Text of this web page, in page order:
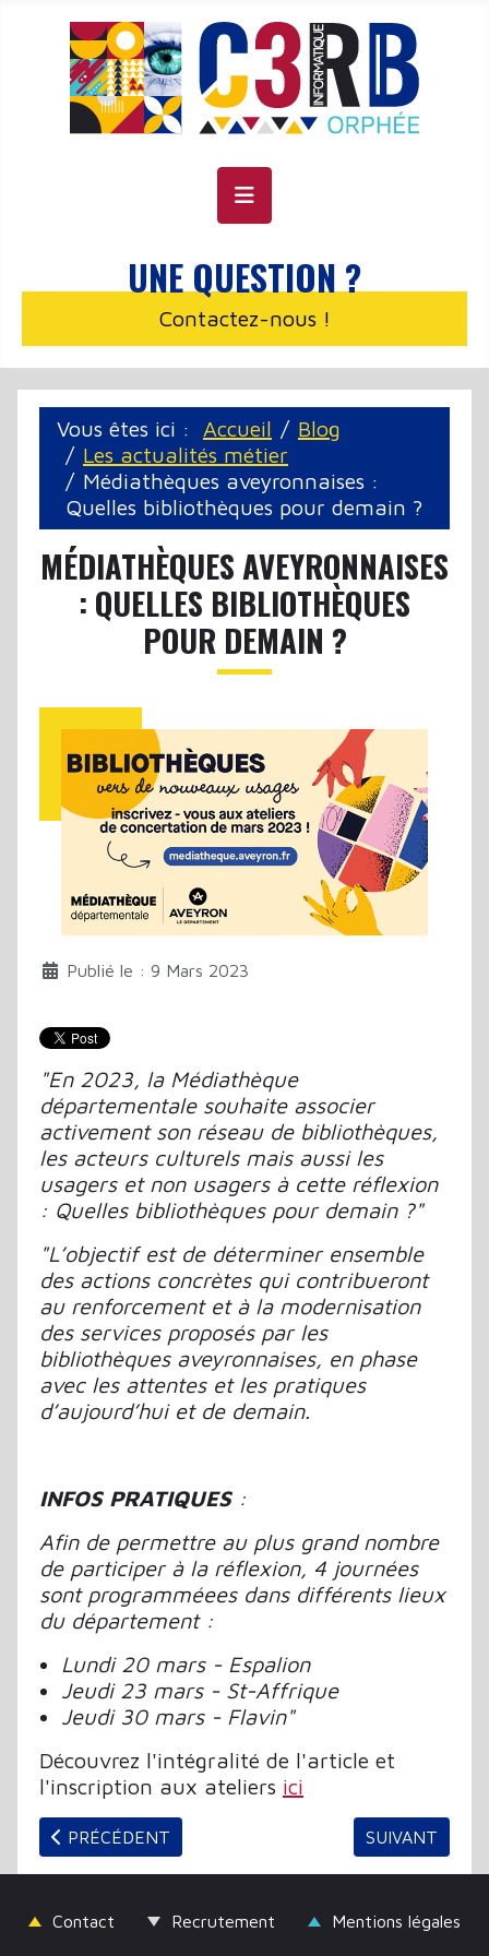
UNE QUESTION ?
Contactez-nous !
Vous êtes ici : Accueil
Blog
Les actualités métier
Médiathèques aveyronnaises :
Quelles bibliothèques pour demain ?
MÉDIATHÈQUES AVEYRONNAISES
: QUELLES BIBLIOTHÈQUES
POUR DEMAIN ?
Publié le : 9 Mars 2023
"En 2023, la Médiathèque
départementale souhaite associer
activement son réseau de bibliothèques,
les acteurs culturels mais aussi les
usagers et non usagers à cette réflexion
: Quelles bibliothèques pour demain ?"
"L’objectif est de déterminer ensemble
des actions concrètes qui contribueront
au renforcement et à la modernisation
des services proposés par les
bibliothèques aveyronnaises, en phase
avec les attentes et les pratiques
d’aujourd’hui et de demain.
INFOS PRATIQUES:
Afin de permettre au plus grand nombre
de participer à la réflexion, 4 journées
sont programméees dans différents lieux
du département :
Lundi 20 mars - Espalion
Jeudi 23 mars - St-Affrique
Jeudi 30 mars - Flavin"
Découvrez l'intégralité de l'article et
l'inscription aux ateliers ici
ARTICLE PRÉCÉDENT : 68ÈME CONGRÈS DE L'ABF À
PRÉCÉDENT ARTICLE
SUIVANT
Contact Recrutement Mentions légales